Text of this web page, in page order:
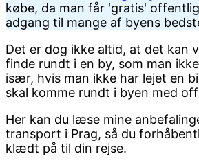
købe, da man får 'gratis'
adgang til mange af byens
Det er dog ikke altid, at det kan
finde rundt i en by, som man
især, hvis man ikke har lejet en
skal komme rundt i byen med
Her kan du læse mine
transport i Prag, så du
klædt på til din rejse.